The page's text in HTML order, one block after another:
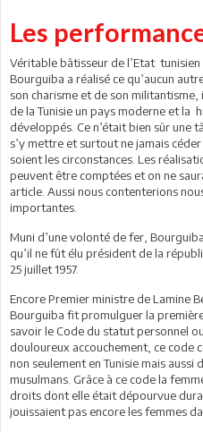
Les
Véritable bâtisseur de l’Etat tunisien
Bourguiba a réalisé ce qu’aucun
son charisme et de son
de la Tunisie un pays moderne et la
développés. Ce n’était bien sûr une
s’y mettre et surtout ne jamais
soient les circonstances. Les
peuvent être comptées et on ne
article. Aussi nous contenterions
importantes.
Muni d’une volonté de fer,
qu’il ne fût élu président de la
25 juillet 1957.
Encore Premier ministre de Lamine
Bourguiba fit promulguer la
savoir le Code du statut personnel
douloureux accouchement, ce code
non seulement en Tunisie mais
musulmans. Grâce à ce code la
droits dont elle était dépourvue
jouissaient pas encore les femmes